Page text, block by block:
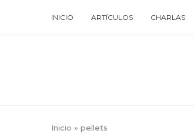
INICIO ARTÍCULOS CHARLAS
Inicio » pellets